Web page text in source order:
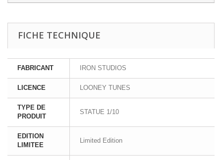
FICHE TECHNIQUE
FABRICANT IRON STUDIOS
LICENCE LOONEY TUNES
TYPE DE
PRODUIT
STATUE 1/10
EDITION
LIMITEE
Limited Edition